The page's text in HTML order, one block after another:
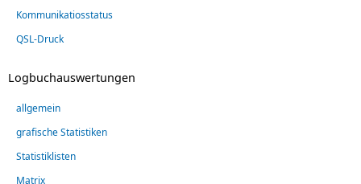
Kommunikatiosstatus
QSL-Druck
Logbuchauswertungen
allgemein
grafische Statistiken
Statistiklisten
Matrix